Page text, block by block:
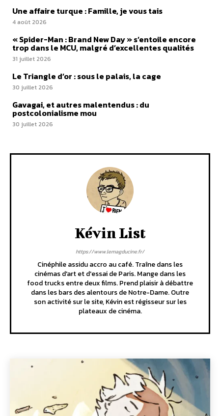
Une affaire turque : Famille, je vous tais
4 août 2026
« Spider-Man : Brand New Day » s’entoile encore
trop dans le MCU, malgré d’excellentes qualités
31 juillet 2026
Le Triangle d’or : sous le palais, la cage
30 juillet 2026
Gavagai, et autres malentendus : du
postcolonialisme mou
30 juillet 2026
Kévin List
https://www.lemagducine.fr/
Cinéphile assidu accro au café. Traîne dans les
cinémas d'art et d'essai de Paris. Mange dans les
food trucks entre deux films. Prend plaisir à débattre
dans les bars des alentours de Notre-Dame. Outre
son activité sur le site, Kévin est régisseur sur les
plateaux de cinéma.